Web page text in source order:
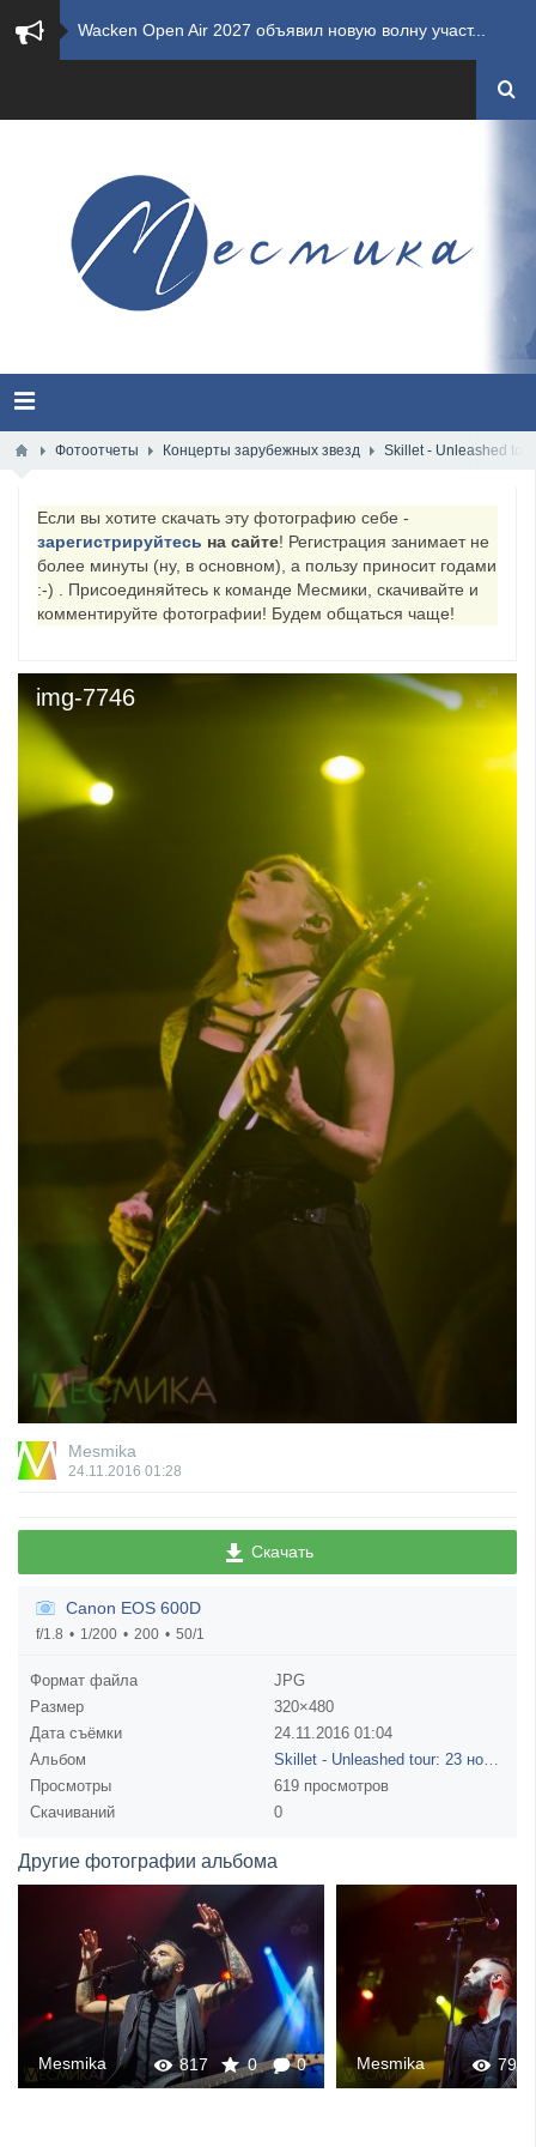
​Wacken Open Air 2027 объявил новую волну участ...
GHOST возвращаются на большие экраны с новым ко...
​Summer Breeze Open Air 2026 полностью переходи...
Всероссийский рок-фестиваль HAMMER FEST впервые...
XANDRIA представили новый сингл под названием «...
​Anthrax выпустили новый сингл и клип «Everybod...
Фотоотчеты Концерты зарубежных звезд Skillet - Unleashed
Если вы хотите скачать эту фотографию себе -
зарегистрируйтесь на сайте! Регистрация занимает не
более минуты (ну, в основном), а пользу приносит годами
:-) . Присоединяйтесь к команде Месмики, скачивайте и
комментируйте фотографии! Будем общаться чаще!
img-7746
Mesmika
24.11.2016 01:28
Скачать
Canon EOS 600D
f/1.8 1/200 200 50/1
Формат файла
JPG
Размер
320×480
Дата съёмки
24.11.2016 01:04
Альбом
Skillet - Unleashed tour: 23 ноября - Москва - Stadium
Просмотры
619 просмотров
Скачиваний
0
Другие фотографии альбома
817 0 0
Mesmika 794
Mesmika